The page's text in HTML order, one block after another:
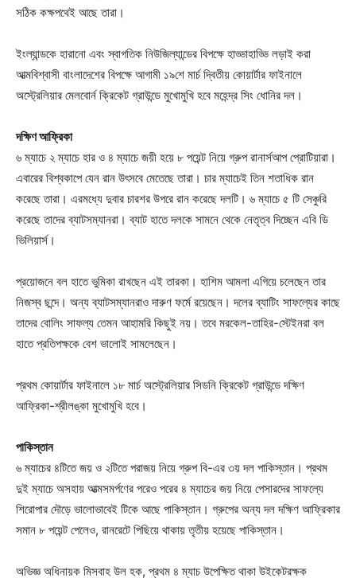
সঠিক কক্ষপথেই আছে তারা।
ইংল্যান্ডকে হারানো এবং স্বাগতিক নিউজিল্যান্ডের বিপক্ষে হাড্ডাহাড্ডি লড়াই করা
আত্মবিশ্বাসী বাংলাদেশের বিপক্ষে আগামী ১৯শে মার্চ দ্বিতীয় কোয়ার্টার ফাইনালে
অস্ট্রেলিয়ার মেলবোর্ন ক্রিকেট গ্রাউন্ডে মুখোমুখি হবে মহেন্দ্র সিং ধোনির দল।
দক্ষিণ আফ্রিকা
৬ ম্যাচে ২ ম্যাচে হার ও ৪ ম্যাচে জয়ী হয়ে ৮ পয়েন্ট নিয়ে গ্রুপ রানার্সআপ প্রোটিয়ারা।
এবারের বিশ্বকাপে যেন রান উৎসবে মেতেছে তারা। চার ম্যাচেই তিন শতাধিক রান
করেছে তারা। এরমধ্যে দুবার চারশর উপরে রান করেছে দলটি। ৬ ম্যাচে ৫ টি সেঞ্চুরি
করেছে তাদের ব্যাটসম্যানরা। ব্যাট হাতে দলকে সামনে থেকে নেতৃত্ব দিচ্ছেন এবি ডি
ভিলিয়ার্স।
প্রয়োজনে বল হাতে ভুমিকা রাখছেন এই তারকা। হাশিম আমলা এগিয়ে চলেছেন তার
নিজস্ব ছন্দে। অন্য ব্যাটসম্যানরাও দারুণ ফর্মে রয়েছেন। দলের ব্যাটিং সাফল্যের কাছে
তাদের বোলিং সাফল্য তেমন আহামরি কিছুই নয়। তবে মরকেল-তাহির-স্টেইনরা বল
হাতে প্রতিপক্ষকে বেশ ভালোই সামলেছেন।
প্রথম কোয়ার্টার ফাইনালে ১৮ মার্চ অস্ট্রেলিয়ার সিডনি ক্রিকেট গ্রাউন্ডে দক্ষিণ
আফ্রিকা-শ্রীলঙ্কা মুখোমুখি হবে।
পাকিস্তান
৬ ম্যাচের ৪টিতে জয় ও ২টিতে পরাজয় নিয়ে গ্রুপ বি-এর ৩য় দল পাকিস্তান। প্রথম
দুই ম্যাচে অসহায় আত্মসমর্পণের পরেও পরের ৪ ম্যাচের জয় নিয়ে পেসারদের সাফল্যে
শিরোপার দৌড়ে ভালোভাবেই টিকে আছে পাকিস্তান। গ্রুপের অন্য দল দক্ষিণ আফ্রিকার
সমান ৮ পয়েন্ট পেলেও, রানরেটে পিছিয়ে থাকায় তৃতীয় হয়েছে পাকিস্তান।
অভিজ্ঞ অধিনায়ক মিসবাহ উল হক, প্রথম ৪ ম্যাচ উপেক্ষিত থাকা উইকেটরক্ষক